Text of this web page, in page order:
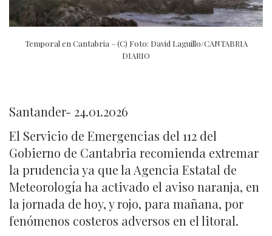
Temporal en Cantabria – (C) Foto: David Laguillo/CANTABRIA
DIARIO
Santander- 24.01.2026
El Servicio de Emergencias del 112 del
Gobierno de Cantabria recomienda extremar
la prudencia ya que la Agencia Estatal de
Meteorología ha activado el aviso naranja, en
la jornada de hoy, y rojo, para mañana, por
fenómenos costeros adversos en el litoral.